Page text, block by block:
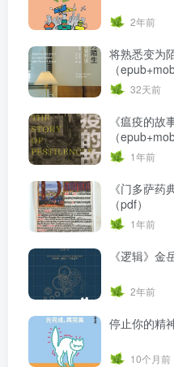
2年前
将熟悉变为
（
32天前
《瘟疫的故
（
1年前
《门多萨
（pdf）
1年前
《逻辑》金
2年前
停止你的精
10个月前